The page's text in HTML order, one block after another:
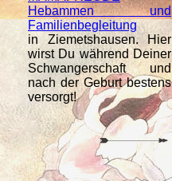
Hebammen und
Familienbegleitung
in Ziemetshausen. Hier
wirst Du während Deiner
Schwangerschaft und
nach der Geburt bestens
versorgt!